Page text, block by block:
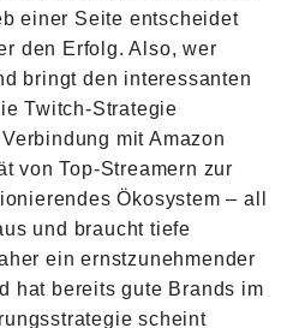
einer Seite entscheidet
den Erfolg. Also, wer
bringt den interessanten
Twitch-Strategie
mit Amazon
von Top-Streamern zur
Ökosystem – all
und braucht tiefe
ein ernstzunehmender
hat bereits gute Brands im
scheint